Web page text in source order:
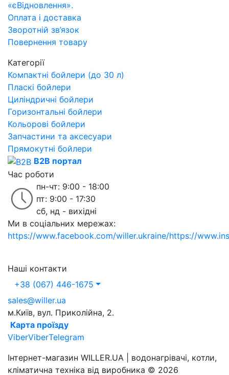
«єВідновлення».
Оплата і доставка
Зворотній зв’язок
Повернення товару
Категорії
Компактні бойлери (до 30 л)
Пласкі бойлери
Циліндричні бойлери
Горизонтальні бойлери
Кольорові бойлери
Запчастини та аксесуари
Прямокутні бойлери
B2B портал
Час роботи
пн-чт: 9:00 - 18:00
пт: 9:00 - 17:30
сб, нд - вихідні
Ми в соціальних мережах:
https://www.facebook.com/willer.ukraine/https://
Наші контакти
+38 (067) 446-1675
sales@willer.ua
м.Київ, вул. Приколійна, 2.
Карта проїзду
ViberViberTelegram
Інтернет-магазин WILLER.UA | водонагрівачі, котли,
кліматична техніка від виробника © 2026